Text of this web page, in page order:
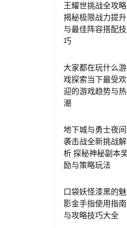
王耀世挑战全攻略
揭秘极限战力提升
与最佳阵容搭配技
巧
大家都在玩什么游
戏探索当下最受欢
迎的游戏趋势与热
潮
地下城与勇士夜间
袭击战全新挑战解
析 探秘神秘副本
励与策略玩法
口袋妖怪漆黑的魅
影金手指使用指南
与攻略技巧大全